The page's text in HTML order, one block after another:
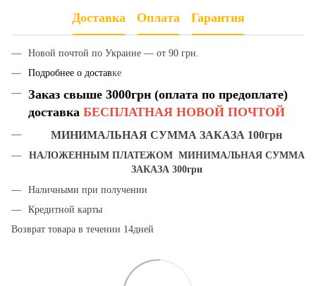
Доставка Оплата Гарантия
Новой почтой по Украине — от 90 грн.
Подробнее о доставке
Заказ свыше 3000грн (оплата по предоплате)
доставка БЕСПЛАТНАЯ НОВОЙ ПОЧТОЙ
МИНИМАЛЬНАЯ СУММА ЗАКАЗА 100грн
НАЛОЖЕННЫМ ПЛАТЕЖОМ МИНИМАЛЬНАЯ СУММА
ЗАКАЗА 300грн
Наличными при получении
Кредитной карты
Возврат товара в течении 14дней